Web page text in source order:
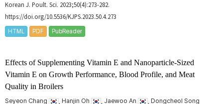
Korean J. Poult. Sci. 2023;50(4):273-282.
https://doi.org/10.5536/KJPS.2023.50.4.273
HTML PDF PubReader
Effects of Supplementing Vitamin E and Nanoparticle-Sized
Vitamin E on Growth Performance, Blood Profile, and Meat
Quality in Broilers
Seyeon Chang , Hanjin Oh , Jaewoo An
, Dongcheol Song